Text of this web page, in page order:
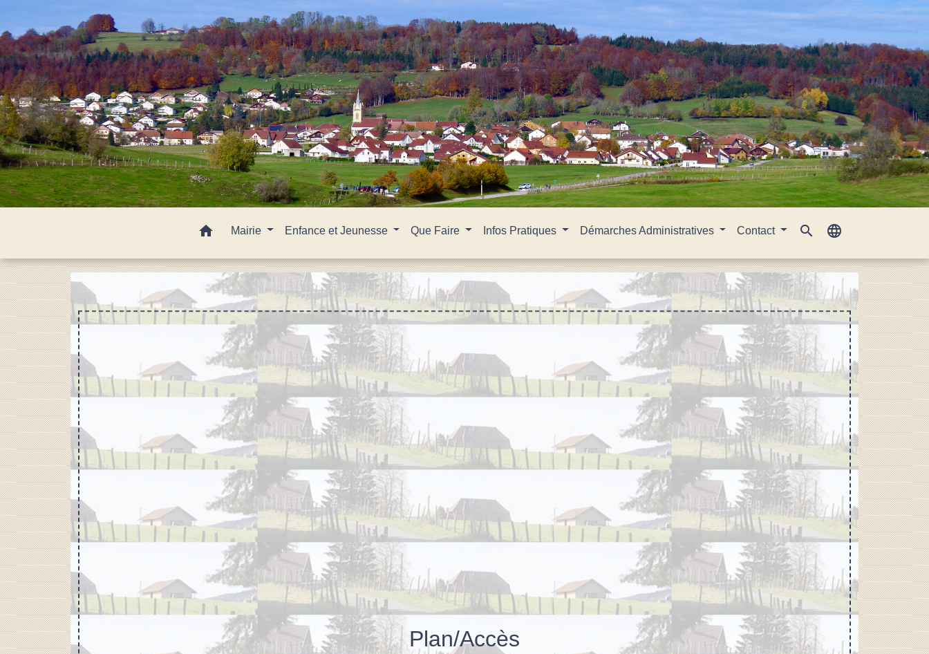
home Mairie Enfance et Jeunesse Que Faire Infos Pratiques Démarches Administratives Contact search language
Plan/Accès